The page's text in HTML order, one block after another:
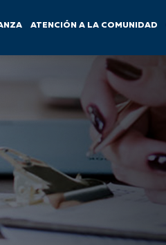
ATENCIÓN A LA COMUNIDAD